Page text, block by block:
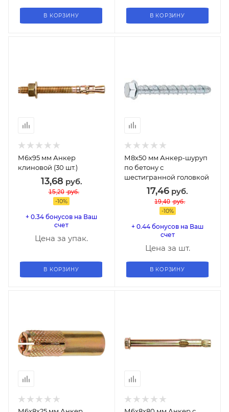
В КОРЗИНУ В КОРЗИНУ
М6х95 мм Анкер
клиновой (30 шт.)
13,68 руб.
15,20 руб.
-10%
+ 0.34 бонусов на Ваш
счет
Цена за упак.
В КОРЗИНУ
М8х50 мм Анкер-шуруп
по бетону с
шестигранной головкой
17,46 руб.
19,40 руб.
-10%
+ 0.44 бонусов на Ваш
счет
Цена за шт.
В КОРЗИНУ